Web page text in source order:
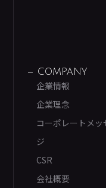
COMPANY
企業情報
企業理念
コーポレートメッ
ジ
CSR
会社概要